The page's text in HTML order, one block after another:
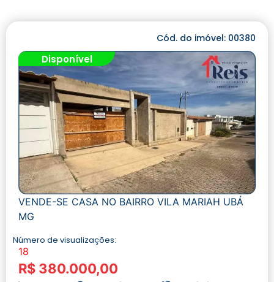
Cód. do imóvel: 00380
Disponível
VENDE-SE CASA NO BAIRRO VILA MARIAH UBÁ
MG
Número de visualizações:
18
R$ 380.000,00